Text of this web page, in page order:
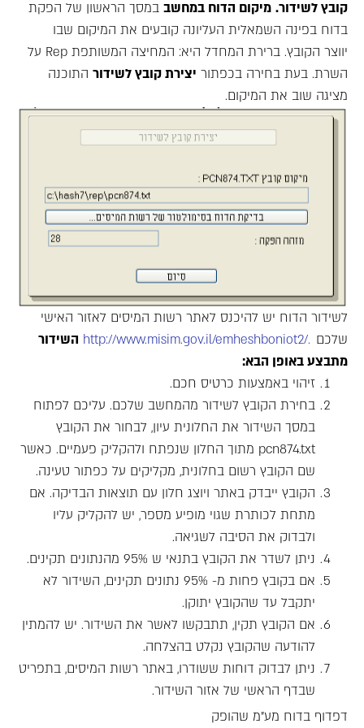
קובץ לשידור. מיקום הדוח במחשב במסך הראשון של הפקת
בדוח בפינה השמאלית העליונה קובעים את המיקום שבו
יווצר הקובץ. ברירת המחדל היא: המחיצה המשותפת Rep על
השרת. בעת בחירה בכפתור יצירת קובץ לשידור התוכנה
מציגה שוב את המיקום.
לשידור הדוח יש להיכנס לאתר רשות המיסים לאזור האישי
שלכם ./http://www.misim.gov.il/emheshboniot2
השידור
מתבצע באופן הבא:
זיהוי באמצעות כרטיס חכם.
בחירת הקובץ לשידור מהמחשב שלכם. עליכם לפתוח
במסך השידור את החלונית עיון, לבחור את הקובץ
pcn874.txt מתוך החלון שנפתח ולהקליק פעמיים. כאשר
שם הקובץ רשום בחלונית, מקליקים על כפתור טעינה.
הקובץ ייבדק באתר ויוצג חלון עם תוצאות הבדיקה. אם
מתחת לכותרת שגוי מופיע מספר, יש להקליק עליו
ולבדוק את הסיבה לשגיאה.
ניתן לשדר את הקובץ בתנאי ש 95% מהנתונים תקינים.
אם בקובץ פחות מ- 95% נתונים תקינים, השידור לא
יתקבל עד שהקובץ יתוקן.
אם הקובץ תקין, תתבקשו לאשר את השידור. יש להמתין
להודעה שהקובץ נקלט בהצלחה.
ניתן לבדוק דוחות ששודרו, באתר רשות המיסים, בתפריט
שבדף הראשי של אזור השידור.
דפדוף בדוח מע"מ שהופק